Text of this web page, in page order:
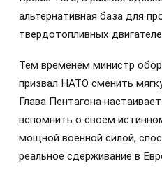
альтернативная база для
твердотопливных
Тем временем министр
призвал НАТО сменить
Глава Пентагона
вспомнить о своем
мощной военной силой,
реальное сдерживание в